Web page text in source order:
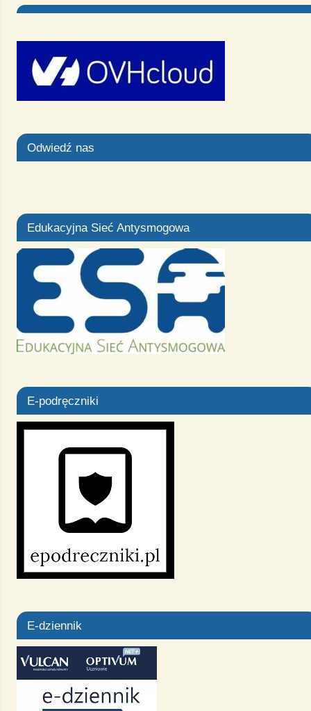
Odwiedź nas
Edukacyjna Sieć Antysmogowa
E-podręczniki
E-dziennik